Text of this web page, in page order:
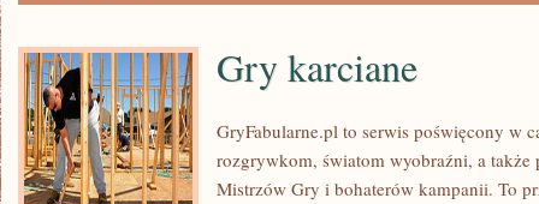
Gry karciane
GryFabularne.pl to serwis poświęcony w
rozgrywkom, światom wyobraźni, a
Mistrzów Gry i bohaterów kampanii. To